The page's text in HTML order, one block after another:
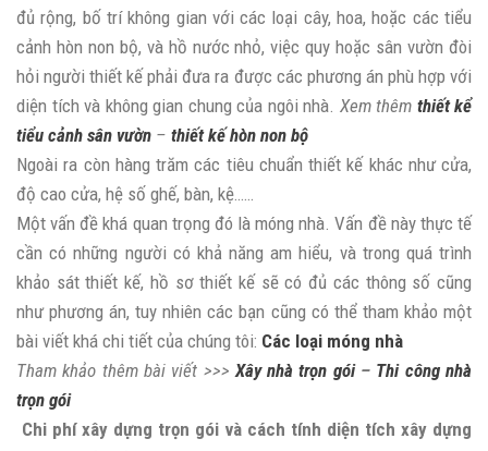
đủ rộng, bố trí không gian với các loại cây, hoa, hoặc các tiểu
cảnh hòn non bộ, và hồ nước nhỏ, việc quy hoặc sân vườn đòi
hỏi người thiết kế phải đưa ra được các phương án phù hợp với
diện tích và không gian chung của ngôi nhà. Xem thêm thiết kể
tiểu cảnh sân vườn – thiết kế hòn non bộ
Ngoài ra còn hàng trăm các tiêu chuẩn thiết kế khác như cửa,
độ cao cửa, hệ số ghế, bàn, kệ……
Một vấn đề khá quan trọng đó là móng nhà. Vấn đề này thực tế
cần có những người có khả năng am hiểu, và trong quá trình
khảo sát thiết kế, hồ sơ thiết kế sẽ có đủ các thông số cũng
như phương án, tuy nhiên các bạn cũng có thể tham khảo một
bài viết khá chi tiết của chúng tôi: Các loại móng nhà
Tham khảo thêm bài viết >>>Xây nhà trọn gói– Thi công nhà
trọn gói
Chi phí xây dựng trọn gói và cách tính diện tích xây dựng